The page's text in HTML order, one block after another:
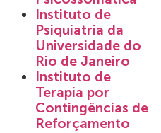
Instituto de
Psiquiatria da
Universidade do
Rio de Janeiro
Instituto de
Terapia por
Contingências de
Reforçamento